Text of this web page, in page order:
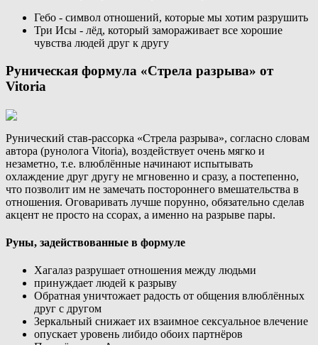
Гебо - символ отношений, которые мы хотим разрушить
Три Исы - лёд, который замораживает все хорошие
чувства людей друг к другу
Руническая формула «Стрела разрыва» от
Vitoria
Рунический став-рассорка «Стрела разрыва», согласно словам
автора (рунолога Vitoria), воздействует очень мягко и
незаметно, т.е. влюблённые начинают испытывать
охлаждение друг другу не мгновенно и сразу, а постепенно,
что позволит им не замечать постороннего вмешательства в
отношения. Оговаривать лучше порунно, обязательно сделав
акцент не просто на ссорах, а именно на разрыве пары.
Руны, задействованные в формуле
Хагалаз разрушает отношения между людьми
принуждает людей к разрыву
Обратная уничтожает радость от общения влюблённых
друг с другом
Зеркальный снижает их взаимное сексуальное влечение
опускает уровень либидо обоих партнёров